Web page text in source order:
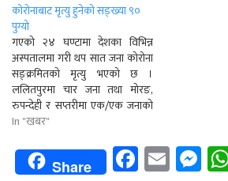
कोरोनाबाट मृत्यु हुनेको सङ्ख्या ९०
पुग्यो
गएको २४ घण्टामा देशका विभिन्न
अस्पतालमा गरी थप सात जना कोरोना
सङ्क्रमितको मृत्यु भएको छ ।
ललितपुरमा चार जना तथा मोरङ,
रुपन्देही र सप्तरीमा एक/एक जनाको
काेराेना सङ्क्रमणका कारण मृत्यु
गराइरहेकी जनकपुरकी ३८ वर्षीया
महिला र मेडिसिटी अस्पतालमा उपचार
In "खबर"
Share Email